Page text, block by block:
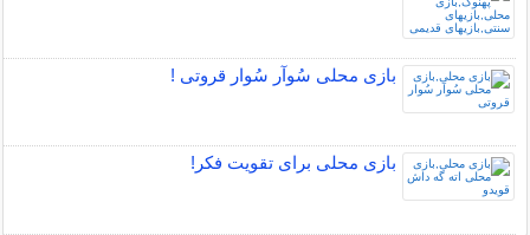
بازی محلی سُوآر سُوار قروتی !
بازی محلی برای تقویت فکر!